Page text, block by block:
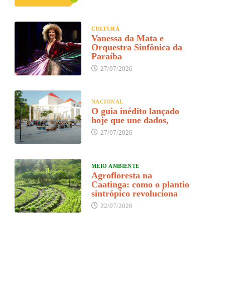
CULTURA
Vanessa da Mata e
Orquestra Sinfônica da
Paraíba
27/07/2026
NACIONAL
O guia inédito lançado
hoje que une dados,
27/07/2026
MEIO AMBIENTE
Agrofloresta na
Caatinga: como o plantio
sintrópico revoluciona
22/07/2026